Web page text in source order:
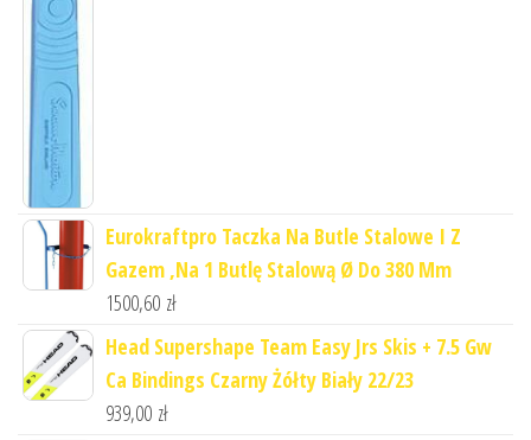
Eurokraftpro Taczka Na Butle Stalowe I Z
Gazem ,Na 1 Butlę Stalową Ø Do 380 Mm
1500,60 zł
Head Supershape Team Easy Jrs Skis + 7.5 Gw
Ca Bindings Czarny Żółty Biały 22/23
939,00 zł